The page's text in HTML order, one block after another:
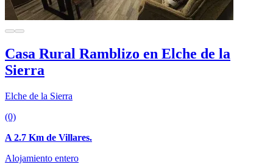
Casa Rural Ramblizo en Elche de la
Sierra
Elche de la Sierra
(0)
A 2.7 Km de Villares.
Alojamiento entero